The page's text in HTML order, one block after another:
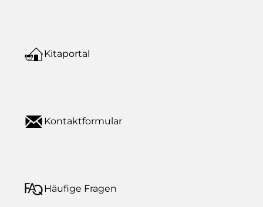
Kitaportal
Kontaktformular
Häufige Fragen